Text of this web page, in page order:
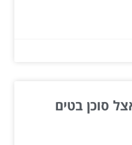
סוכן בטים